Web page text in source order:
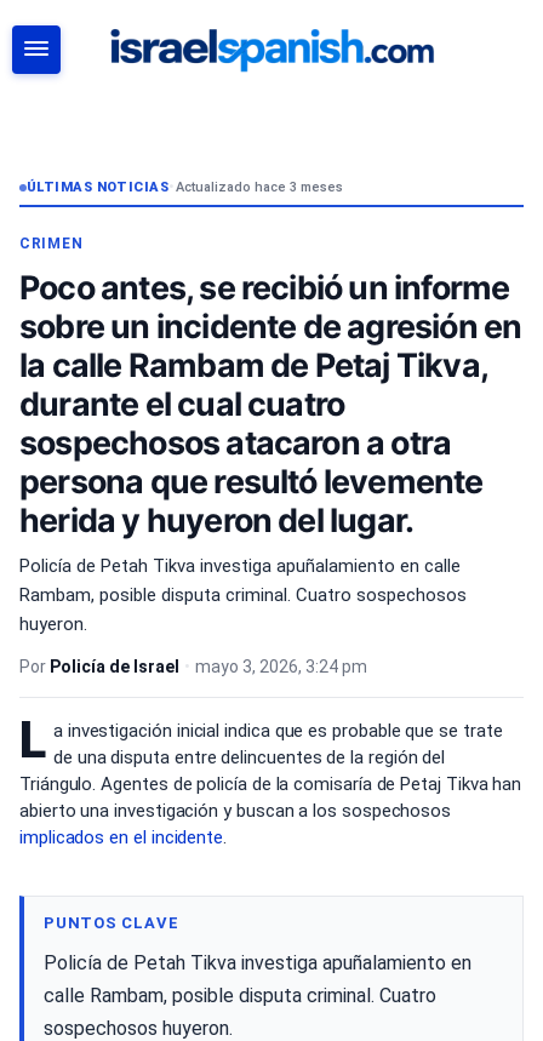
ÚLTIMAS NOTICIAS• Actualizado hace 3 meses
CRIMEN
Poco antes, se recibió un informe
sobre un incidente de agresión en
la calle Rambam de Petaj Tikva,
durante el cual cuatro
sospechosos atacaron a otra
persona que resultó levemente
herida y huyeron del lugar.
Policía de Petah Tikva investiga apuñalamiento en calle
Rambam, posible disputa criminal. Cuatro sospechosos
huyeron.
Por Policía de Israel • mayo 3, 2026, 3:24 pm
L a investigación inicial indica que es probable que se trate
de una disputa entre delincuentes de la región del
Triángulo. Agentes de policía de la comisaría de Petaj Tikva han
abierto una investigación y buscan a los sospechosos
implicados en el incidente.
PUNTOS CLAVE
Policía de Petah Tikva investiga apuñalamiento en
calle Rambam, posible disputa criminal. Cuatro
sospechosos huyeron.